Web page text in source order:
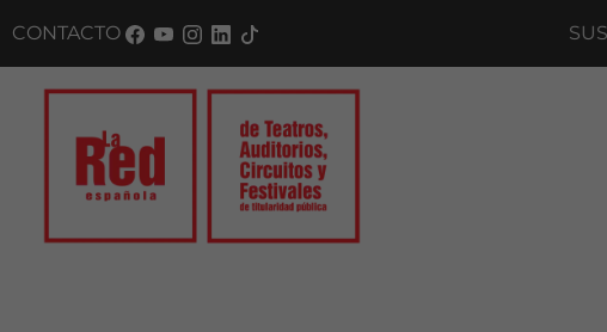
CONTACTO